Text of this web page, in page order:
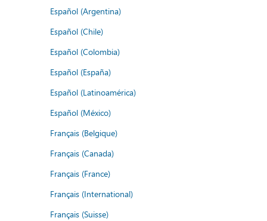
Español (Argentina)
Español (Chile)
Español (Colombia)
Español (España)
Español (Latinoamérica)
Español (México)
Français (Belgique)
Français (Canada)
Français (France)
Français (International)
Français (Suisse)